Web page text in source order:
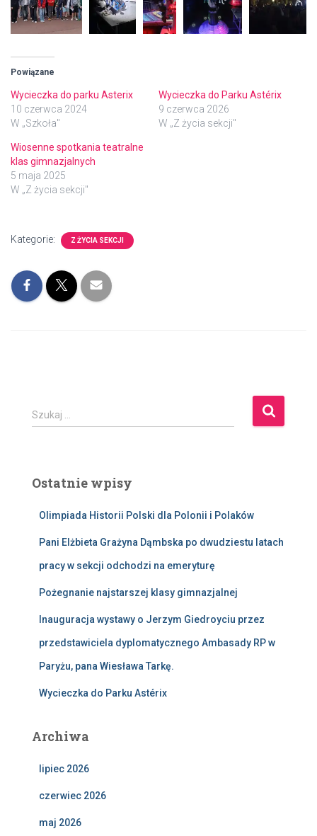
Powiązane
Wycieczka do parku Asterix
10 czerwca 2024
W „Szkoła"
Wycieczka do Parku Astérix
9 czerwca 2026
W „Z życia sekcji"
Wiosenne spotkania teatralne
klas gimnazjalnych
5 maja 2025
W „Z życia sekcji"
Kategorie: Z ŻYCIA SEKCJI
S
z
j
Szukaj …
Ostatnie wpisy
Olimpiada Historii Polski dla Polonii i Polaków
Pani Elżbieta Grażyna Dąmbska po dwudziestu latach
pracy w sekcji odchodzi na emeryturę
Pożegnanie najstarszej klasy gimnazjalnej
Inauguracja wystawy o Jerzym Giedroyciu przez
przedstawiciela dyplomatycznego Ambasady RP w
Paryżu, pana Wiesława Tarkę.
Wycieczka do Parku Astérix
Archiwa
lipiec 2026
czerwiec 2026
maj 2026